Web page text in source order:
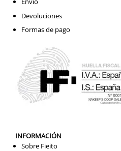
Devoluciones
Formas de pago
INFORMACIÓN
Sobre Fieito